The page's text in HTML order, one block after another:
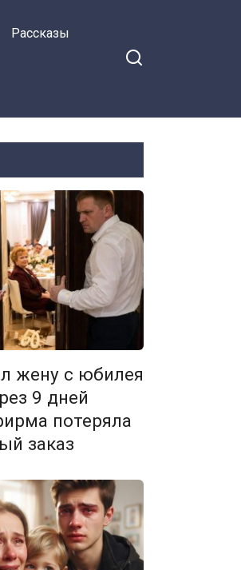
Рассказы
жену с юбилея
9 дней
потеряла
заказ